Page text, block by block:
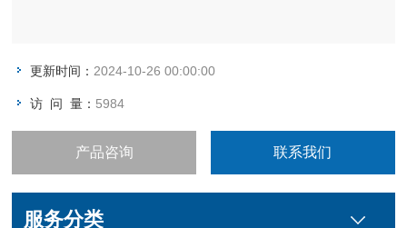
更新时间： 2024-10-26 00:00:00
访 问 量： 5984
产品咨询 联系我们
服务分类